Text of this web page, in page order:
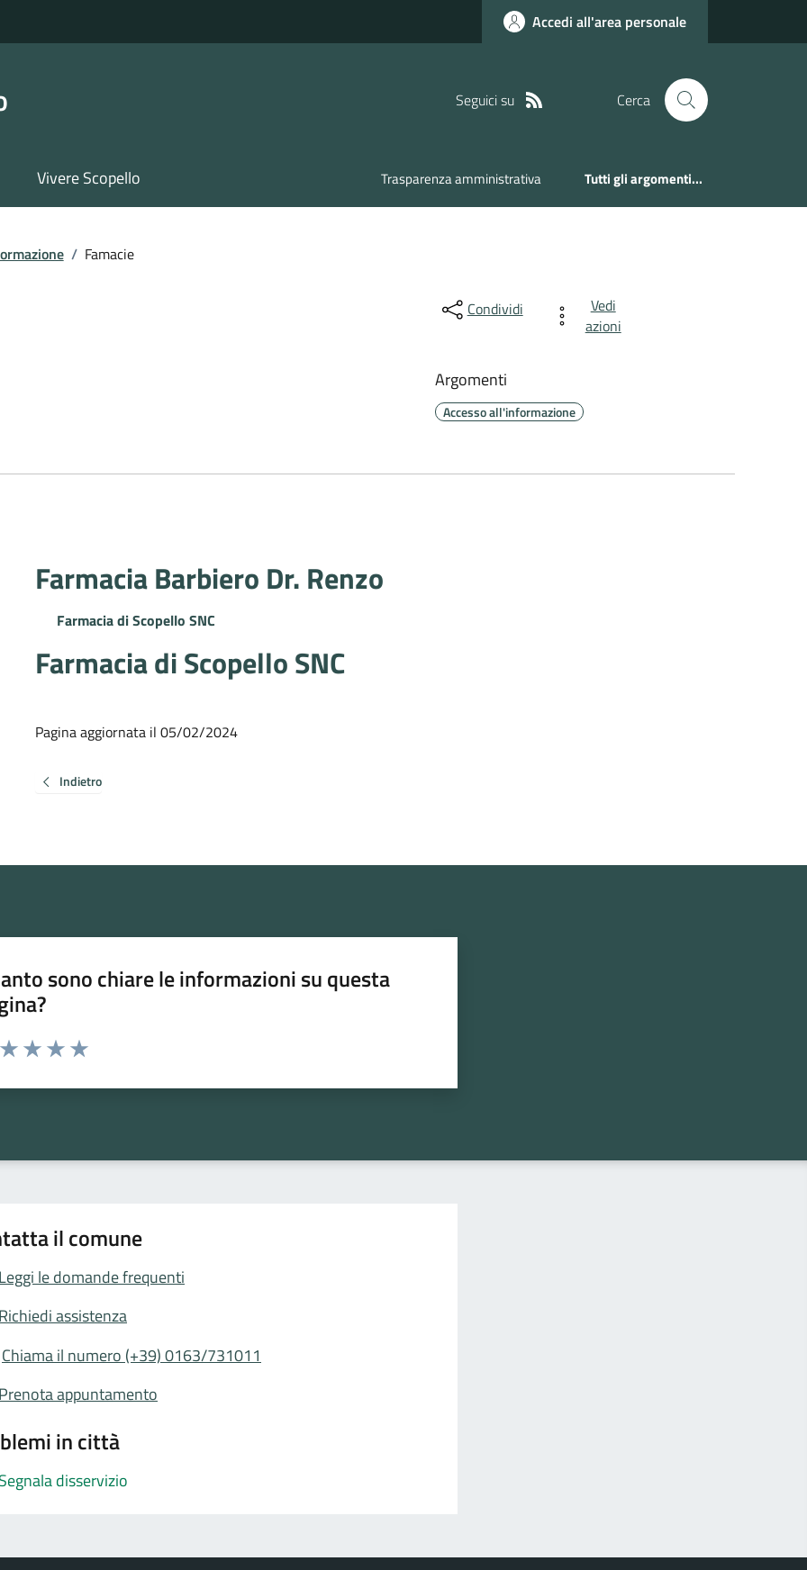
Accedi all'area personale
Seguici su Cerca
Vivere Scopello Trasparenza amministrativa Tutti gli argomenti...
/ Famacie
Condividi
Vedi
azioni
Argomenti
Accesso all'informazione
Farmacia Barbiero Dr. Renzo
Farmacia di Scopello SNC
Farmacia di Scopello SNC
Pagina aggiornata il 05/02/2024
Indietro
sono chiare le informazioni su questa
da 1 a 5 stelle la pagina
il comune
Leggi le domande frequenti
Richiedi assistenza
Chiama il numero (+39) 0163/731011
Prenota appuntamento
in città
Segnala disservizio